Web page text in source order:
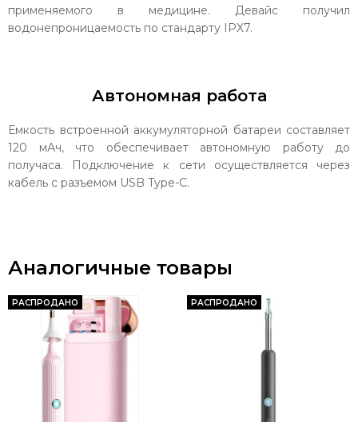
применяемого в медицине. Девайс получил
водонепроницаемость по стандарту IPX7.
Автономная работа
Емкость встроенной аккумуляторной батареи составляет
120 мАч, что обеспечивает автономную работу до
получаса. Подключение к сети осуществляется через
кабель с разъемом USB Type-C.
Аналогичные товары
РАСПРОДАНО РАСПРОДАНО